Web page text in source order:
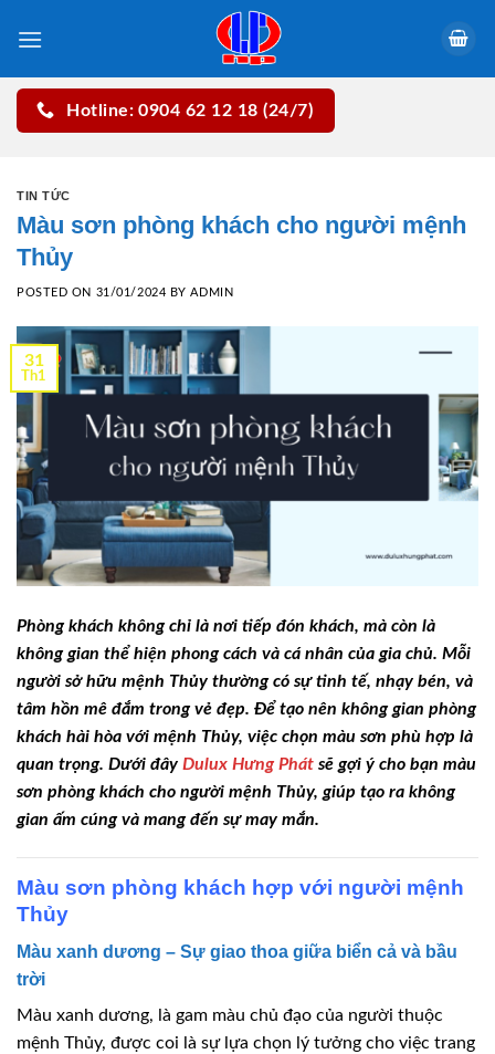
Hotline: 0904 62 12 18 (24/7)
TIN TỨC
Màu sơn phòng khách cho người mệnh
Thủy
POSTED ON 31/01/2024 BYADMIN
31
Th1
Phòng khách không chỉ là nơi tiếp đón khách, mà còn là
không gian thể hiện phong cách và cá nhân của gia chủ. Mỗi
người sở hữu mệnh Thủy thường có sự tinh tế, nhạy bén, và
tâm hồn mê đắm trong vẻ đẹp. Để tạo nên không gian phòng
khách hài hòa với mệnh Thủy, việc chọn màu sơn phù hợp là
quan trọng. Dưới đây Dulux Hưng Phát sẽ gợi ý cho bạn màu
sơn phòng khách cho người mệnh Thủy, giúp tạo ra không
gian ấm cúng và mang đến sự may mắn.
Màu sơn phòng khách hợp với người mệnh
Thủy
Màu xanh dương – Sự giao thoa giữa biển cả và bầu
trời
Màu xanh dương, là gam màu chủ đạo của người thuộc
mệnh Thủy, được coi là sự lựa chọn lý tưởng cho việc trang